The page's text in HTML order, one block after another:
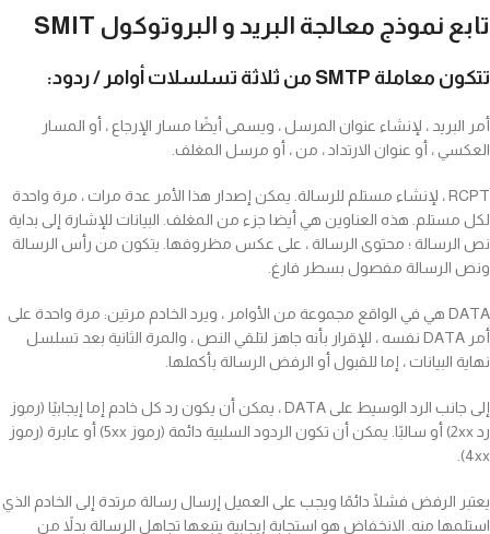
تابع نموذج معالجة البريد و البروتوكول SMIT
تتكون معاملة SMTP من ثلاثة تسلسلات أوامر / ردود:
أمر البريد ، لإنشاء عنوان المرسل ، ويسمى أيضًا مسار الإرجاع ، أو المسار
العكسي ، أو عنوان الارتداد ، من ، أو مرسل المغلف.
RCPT ، لإنشاء مستلم للرسالة. يمكن إصدار هذا الأمر عدة مرات ، مرة واحدة
لكل مستلم. هذه العناوين هي أيضا جزء من المغلف. البيانات للإشارة إلى بداية
نص الرسالة ؛ محتوى الرسالة ، على عكس مظروفها. يتكون من رأس الرسالة
ونص الرسالة مفصول بسطر فارغ.
DATA هي في الواقع مجموعة من الأوامر ، ويرد الخادم مرتين: مرة واحدة على
أمر DATA نفسه ، للإقرار بأنه جاهز لتلقي النص ، والمرة الثانية بعد تسلسل
نهاية البيانات ، إما للقبول أو الرفض الرسالة بأكملها.
إلى جانب الرد الوسيط على DATA ، يمكن أن يكون رد كل خادم إما إيجابيًا (رموز
رد 2xx) أو سالبًا. يمكن أن تكون الردود السلبية دائمة (رموز 5xx) أو عابرة (رموز
4xx).
يعتبر الرفض فشلًا دائمًا ويجب على العميل إرسال رسالة مرتدة إلى الخادم الذي
استلمها منه. الانخفاض هو استجابة إيجابية يتبعها تجاهل الرسالة بدلاً من